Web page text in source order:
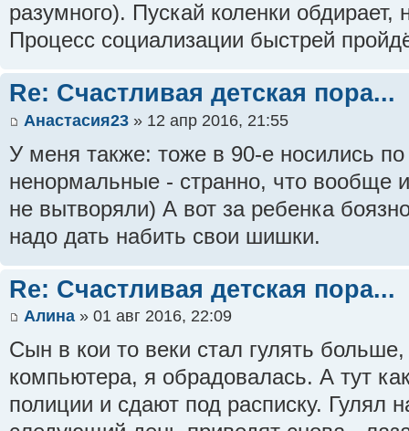
разумного). Пускай коленки обдирает,
Процесс социализации быстрей
Re: Счастливая детская пора...
Анастасия23 » 12 апр 2016, 21:55
У меня также: тоже в 90-е носились
ненормальные - странно, что вообще
не вытворяли) А вот за ребенка
надо дать набить свои шишки.
Re: Счастливая детская пора...
Алина » 01 авг 2016, 22:09
Сын в кои то веки стал гулять больше,
компьютера, я обрадовалась. А тут
полиции и сдают под расписку. Гулял